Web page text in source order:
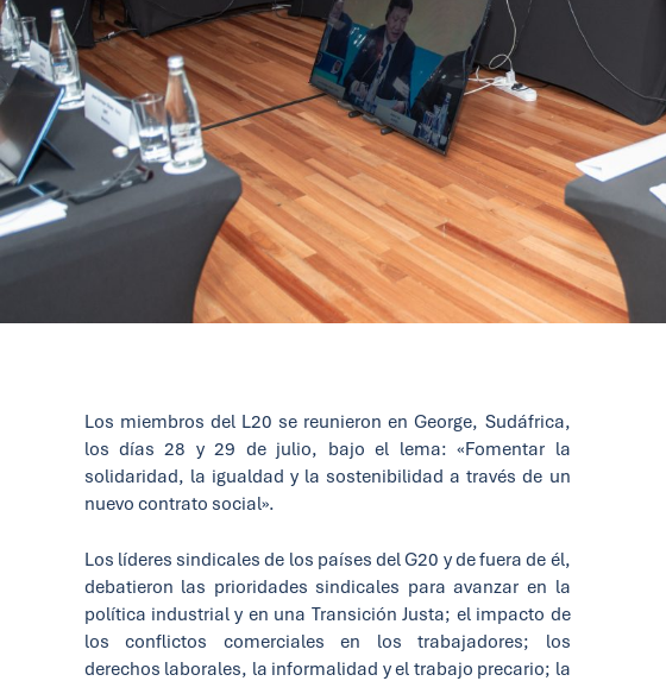
Los miembros del L20 se reunieron en George, Sudáfrica,
los días 28 y 29 de julio, bajo el lema: «Fomentar la
solidaridad, la igualdad y la sostenibilidad a través de un
nuevo contrato social».
Los líderes sindicales de los países del G20 y de fuera de él,
debatieron las prioridades sindicales para avanzar en la
política industrial y en una Transición Justa; el impacto de
los conflictos comerciales en los trabajadores; los
derechos laborales, la informalidad y el trabajo precario; la